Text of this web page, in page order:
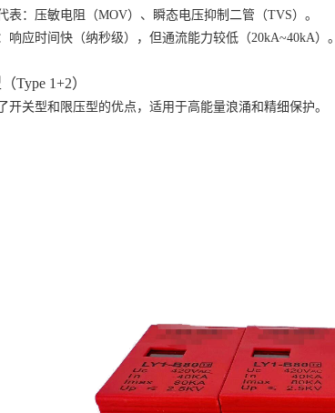
表：压敏电阻（MOV）、瞬态电压抑制二管（TVS）。
响应时间快（纳秒级），但通流能力较低（20kA~40kA）。
Type 1+2）
开关型和限压型的优点，适用于高能量浪涌和精细保护。